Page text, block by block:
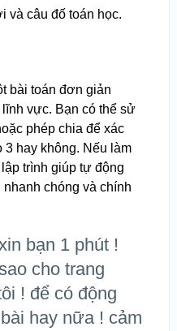
và câu đố toán học.
bài toán đơn giản
vực. Bạn có thể sử
phép chia để xác
3 hay không. Nếu làm
trình giúp tự động
nhanh chóng và chính
bạn 1 phút !
cho trang
! để có động
hay nữa ! cảm